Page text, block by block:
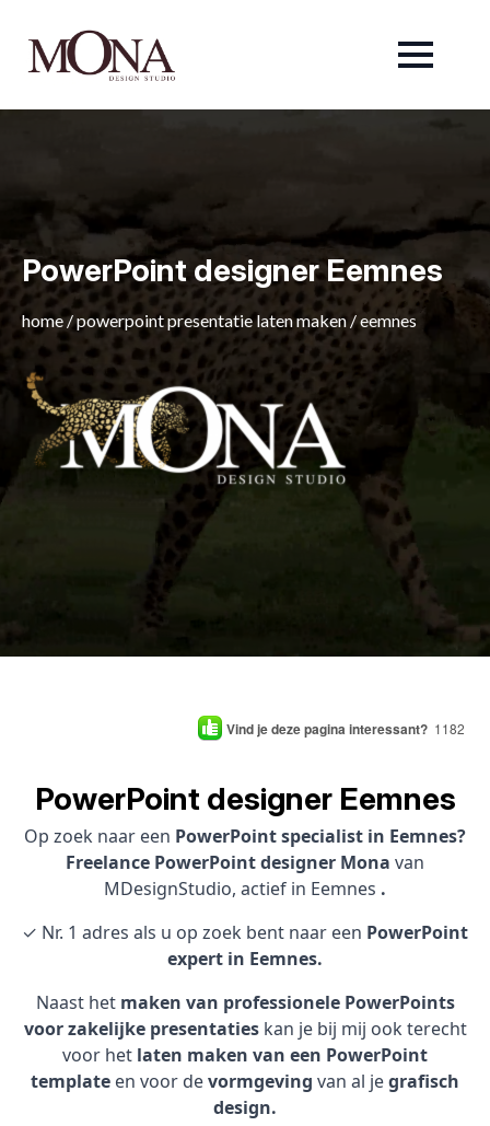
PowerPoint designer Eemnes
home/powerpoint presentatie laten maken /eemnes
Vind je deze pagina interessant? 1182
PowerPoint designer Eemnes
Op zoek naar een PowerPoint specialist in Eemnes?
Freelance PowerPoint designer Mona van
MDesignStudio, actief in Eemnes .
✓ Nr. 1 adres als u op zoek bent naar een PowerPoint
expert in Eemnes.
Naast het maken van professionele PowerPoints
voor zakelijke presentatieskan je bij mij ook terecht
voor het laten maken van een PowerPoint
template en voor devormgeving van al jegrafisch
design.